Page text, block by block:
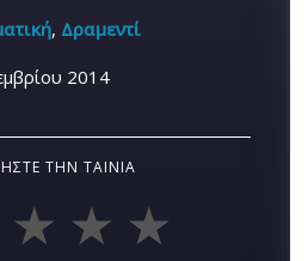
, Δραμεντί
2014
ΤΗΝ ΤΑΙΝΊΑ